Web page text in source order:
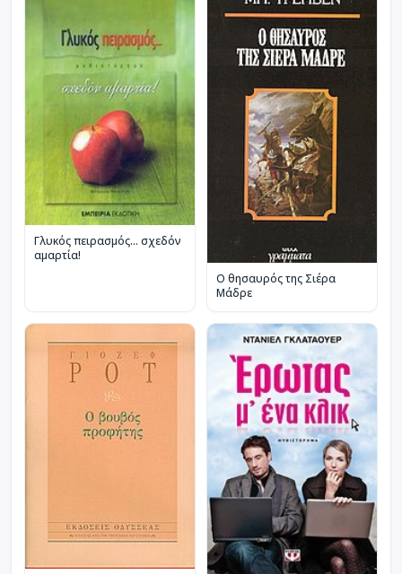
Γλυκός πειρασμός... σχεδόν
αμαρτία!
Ο θησαυρός της Σιέρα
Μάδρε